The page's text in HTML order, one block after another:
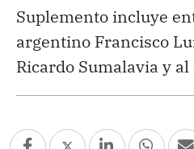
Suplemento incluye
argentino Francisco
Ricardo Sumalavia y